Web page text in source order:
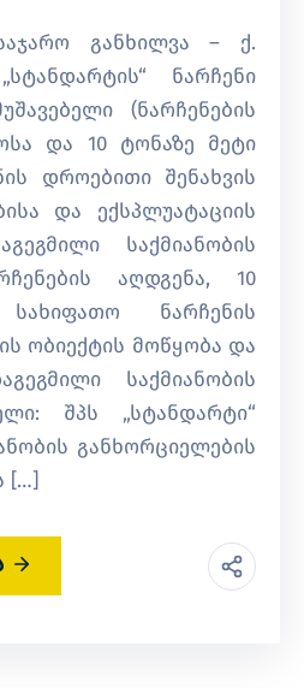
განხილვა – ქ.
ნარჩენი
(ნარჩენების
და 10 ტონაზე მეტი
დროებითი შენახვის
და ექსპლუატაციის
საქმიანობის
აღდგენა, 10
ნარჩენის
ობიექტის მოწყობა და
საქმიანობის
შპს „სტანდარტი“
განხორციელების
[…]